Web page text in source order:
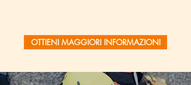
OTTIENI MAGGIORI INFORMAZIONI